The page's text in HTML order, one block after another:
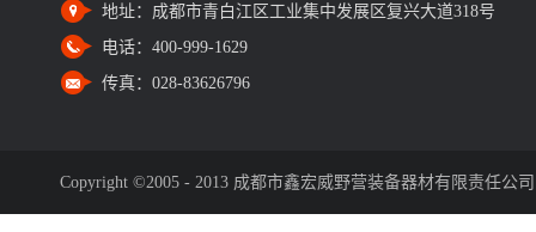
地址： 成都市青白江区工业集中发展区复兴大道318号
电话： 400-999-1629
传真： 028-83626796
Copyright ©2005 - 2013 成都市鑫宏威野营装备器材有限责任公司